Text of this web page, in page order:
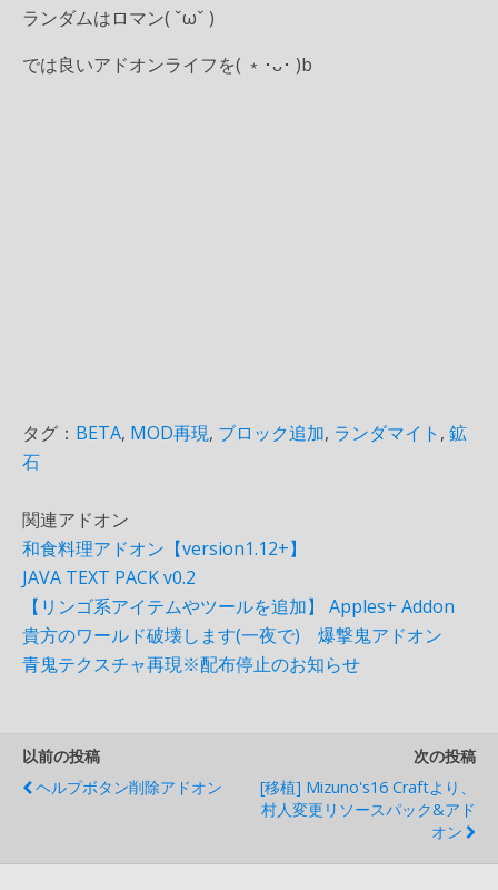
ランダムはロマン( ˇωˇ )
では良いアドオンライフを( ﹡･ᴗ･ )b
タグ： BETA, MOD再現, ブロック追加, ランダマイト , 鉱
石
関連アドオン
和食料理アドオン【version1.12+】
JAVA TEXT PACK v0.2
【リンゴ系アイテムやツールを追加】 Apples+ Addon
貴方のワールド破壊します(一夜で) 爆撃鬼アドオン
青鬼テクスチャ再現※配布停止のお知らせ
以前の投稿
ヘルプボタン削除アドオン
次の投稿
[移植] Mizuno's16 Craftより、
村人変更リソースパック&アド
オン